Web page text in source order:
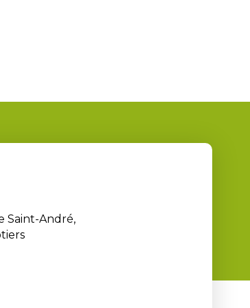
Saint-André,